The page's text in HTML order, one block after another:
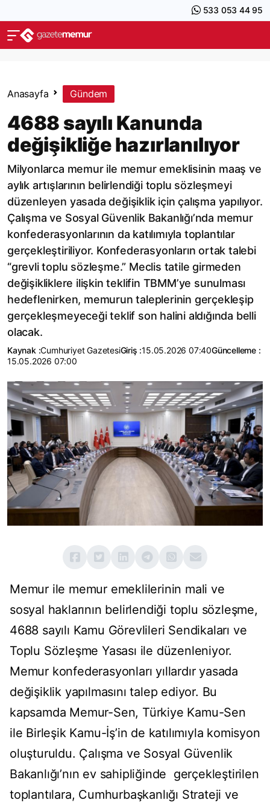
533 053 44 95
Anasayfa Gündem
4688 sayılı Kanunda
değişikliğe hazırlanılıyor
Milyonlarca memur ile memur emeklisinin maaş ve
aylık artışlarının belirlendiği toplu sözleşmeyi
düzenleyen yasada değişiklik için çalışma yapılıyor.
Çalışma ve Sosyal Güvenlik Bakanlığı’nda memur
konfederasyonlarının da katılımıyla toplantılar
gerçekleştiriliyor. Konfederasyonların ortak talebi
“grevli toplu sözleşme.” Meclis tatile girmeden
değişikliklere ilişkin teklifin TBMM’ye sunulması
hedeflenirken, memurun taleplerinin gerçekleşip
gerçekleşmeyeceği teklif son halini aldığında belli
olacak.
Kaynak :Cumhuriyet GazetesiGiriş :15.05.2026 07:40Güncelleme :
15.05.2026 07:00
Memur ile memur emeklilerinin mali ve
sosyal haklarının belirlendiği toplu sözleşme,
4688 sayılı Kamu Görevlileri Sendikaları ve
Toplu Sözleşme Yasası ile düzenleniyor.
Memur konfederasyonları yıllardır yasada
değişiklik yapılmasını talep ediyor. Bu
kapsamda Memur-Sen, Türkiye Kamu-Sen
ile Birleşik Kamu-İş’in de katılımıyla komisyon
oluşturuldu. Çalışma ve Sosyal Güvenlik
Bakanlığı’nın ev sahipliğinde gerçekleştirilen
toplantılara, Cumhurbaşkanlığı Strateji ve